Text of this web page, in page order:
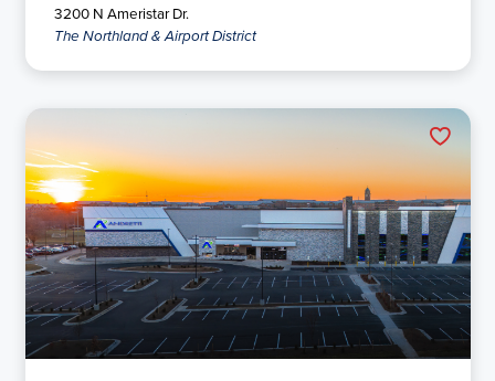
3200 N Ameristar Dr.
The Northland & Airport District